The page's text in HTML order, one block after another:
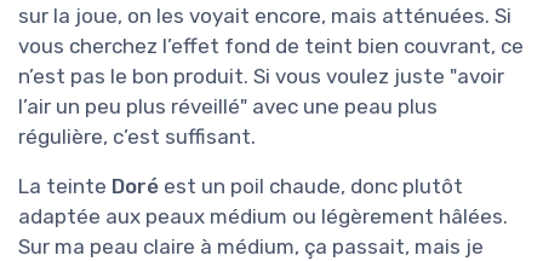
sur la joue, on les voyait encore, mais atténuées. Si
vous cherchez l’effet fond de teint bien couvrant, ce
n’est pas le bon produit. Si vous voulez juste "avoir
l’air un peu plus réveillé" avec une peau plus
régulière, c’est suffisant.
La teinte Doré est un poil chaude, donc plutôt
adaptée aux peaux médium ou légèrement hâlées.
Sur ma peau claire à médium, ça passait, mais je